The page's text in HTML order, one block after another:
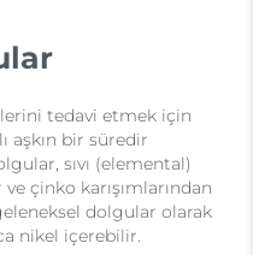
tedavi etmek için
aşkın bir süredir
sıvı (elemental)
çinko karışımlarından
dolgular olarak
nikel içerebilir.